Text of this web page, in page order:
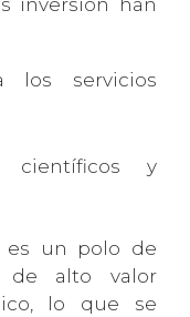
inversión han
los servicios
científicos y
es un polo de
de alto valor
lo que se